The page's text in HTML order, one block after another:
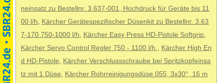
neinsatz zu Bestellnr. 3.637-001, Hochdruck für Geräte bis 11
00 l/h, Kärcher Gerätespezifischer Düsenkit zu Bestellnr. 3.63
7-170 750-1000 l/h, Kärcher Easy Press HD-Pistole Softgrip,
Kärcher Servo Control Regler 750 - 1100 l/h , Kärcher High En
d HD-Pistole, Kärcher Verschlussschraube bei Spritzkopfeinsa
tz mit 1 Düse, Kärcher Rohrreinigungsdüse 055, 3x30°, 16 m